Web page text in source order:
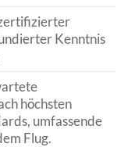
Kenntnis
höchsten
umfassende
Flug.